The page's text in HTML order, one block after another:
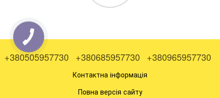
+380505957730 +380685957730 +380965957730
Контактна інформація
Повна версія сайту